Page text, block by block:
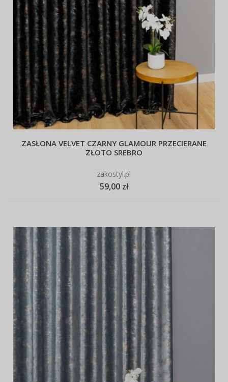
ZASŁONA VELVET CZARNY GLAMOUR PRZECIERANE
ZŁOTO SREBRO
zakostyl.pl
59,00 zł